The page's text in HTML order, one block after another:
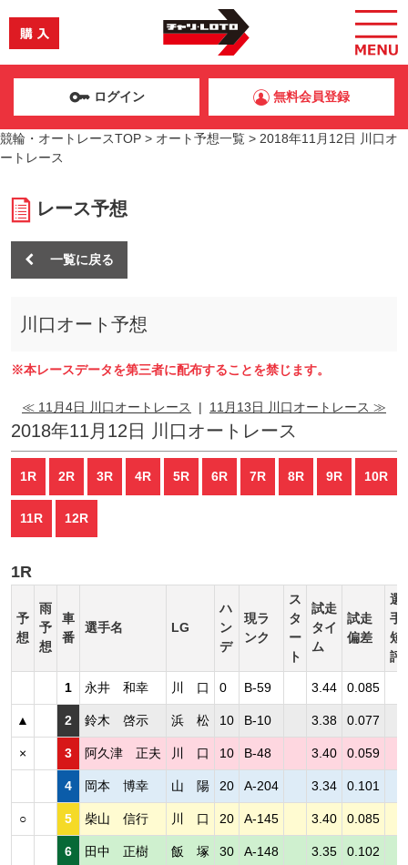
ログイン 無料会員登録
競輪・オートレースTOP > オート予想一覧 > 2018年11月12日 川口オ
ートレース
レース予想
一覧に戻る
川口オート予想
※本レースデータを第三者に配布することを禁じます。
≪ 11月4日 川口オートレース | 11月13日 川口オートレース ≫
2018年11月12日 川口オートレース
1R 2R 3R 4R 5R 6R 7R 8R 9R 10R
11R 12R
1R
予
想
雨
予
想
車
番
選手名 LG
ハ
ン
デ
現ラ
ンク
ス
タ
ー
ト
試走
タイ
ム
試走
偏差
選
手
短
評
1 永井 和幸 川 口 0 B-59 3.44 0.085
▲ 2 鈴木 啓示 浜 松 10 B-10 3.38 0.077
× 3 阿久津 正夫 川 口 10 B-48 3.40 0.059
4 岡本 博幸 山 陽 20 A-204 3.34 0.101
○ 5 柴山 信行 川 口 20 A-145 3.40 0.085
6 田中 正樹 飯 塚 30 A-148 3.35 0.102